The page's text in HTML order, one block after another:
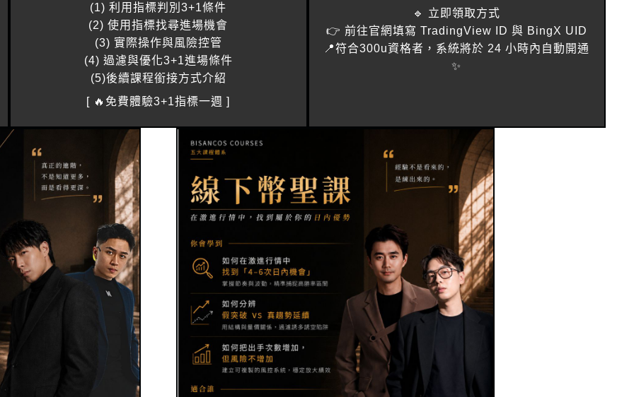
(1) 利用指標判別3+1條件
(2) 使用指標找尋進場機會
(3) 實際操作與風險控管
(4) 過濾與優化3+1進場條件
(5)後續課程銜接方式介紹
[ 🔥免費體驗3+1指標一週 ]
🔹 立即領取方式
👉 前往官網填寫 TradingView ID 與 BingX UID
📍符合300u資格者，系統將於 24 小時內自動開通
✨